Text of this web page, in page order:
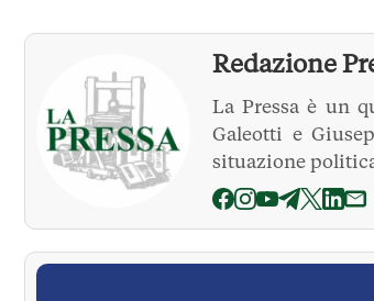
Redazione
La Pressa è un
Galeotti e
situazione
La Pressa